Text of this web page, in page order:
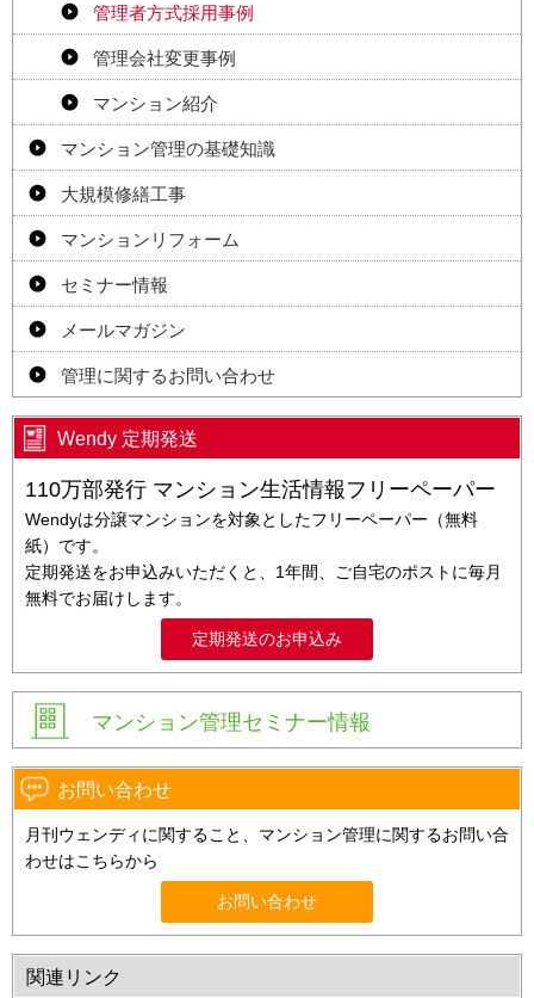
管理者方式採用事例
管理会社変更事例
マンション紹介
マンション管理の基礎知識
大規模修繕工事
マンションリフォーム
セミナー情報
メールマガジン
管理に関するお問い合わせ
Wendy 定期発送
110万部発行 マンション生活情報フリーペーパー
Wendyは分譲マンションを対象としたフリーペーパー（無料
紙）です。
定期発送をお申込みいただくと、1年間、ご自宅のポストに毎月
無料でお届けします。
定期発送のお申込み
マンション管理セミナー情報
お問い合わせ
月刊ウェンディに関すること、マンション管理に関するお問い合
わせはこちらから
お問い合わせ
関連リンク